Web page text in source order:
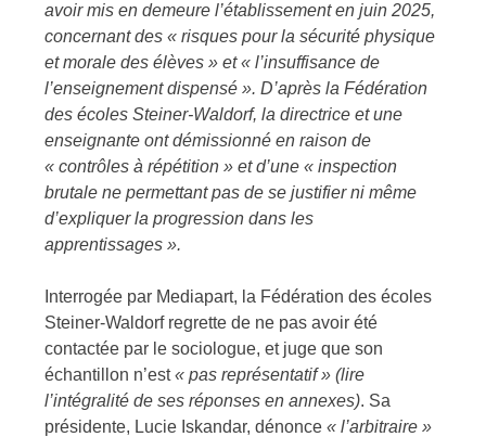
avoir mis en demeure l’établissement en juin 2025,
concernant des « risques pour la sécurité physique
et morale des élèves » et « l’insuffisance de
l’enseignement dispensé ». D’après la Fédération
des écoles Steiner-Waldorf, la directrice et une
enseignante ont démissionné en raison de
« contrôles à répétition » et d’une « inspection
brutale ne permettant pas de se justifier ni même
d’expliquer la progression dans les
apprentissages ».
Interrogée par Mediapart, la Fédération des écoles
Steiner-Waldorf regrette de ne pas avoir été
contactée par le sociologue, et juge que son
échantillon n’est« pas représentatif » (lire
l’intégralité de ses réponses en annexes). Sa
présidente, Lucie Iskandar, dénonce«l’arbitraire»